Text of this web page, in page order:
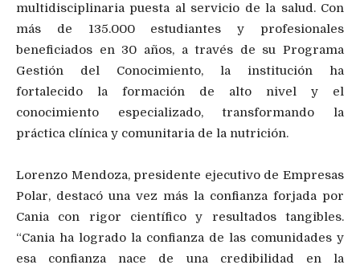
multidisciplinaria puesta al servicio de la salud. Con
más de 135.000 estudiantes y profesionales
beneficiados en 30 años, a través de su Programa
Gestión del Conocimiento, la institución ha
fortalecido la formación de alto nivel y el
conocimiento especializado, transformando la
práctica clínica y comunitaria de la nutrición.
Lorenzo Mendoza, presidente ejecutivo de Empresas
Polar, destacó una vez más la confianza forjada por
Cania con rigor científico y resultados tangibles.
“Cania ha logrado la confianza de las comunidades y
esa confianza nace de una credibilidad en la